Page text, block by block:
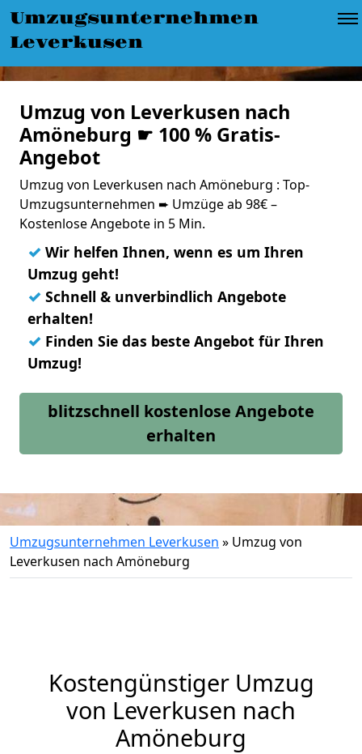
Umzugsunternehmen
Leverkusen
Umzug von Leverkusen nach
Amöneburg ☛ 100 % Gratis-
Angebot
Umzug von Leverkusen nach Amöneburg : Top-
Umzugsunternehmen ➨ Umzüge ab 98€ –
Kostenlose Angebote in 5 Min.
✓ Wir helfen Ihnen, wenn es um Ihren
Umzug geht!
✓ Schnell & unverbindlich Angebote
erhalten!
✓ Finden Sie das beste Angebot für Ihren
Umzug!
blitzschnell kostenlose Angebote
erhalten
Umzugsunternehmen Leverkusen » Umzug von
Leverkusen nach Amöneburg
Kostengünstiger Umzug
von Leverkusen nach
Amöneburg